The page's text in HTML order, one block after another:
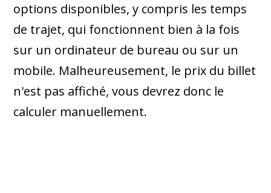
options disponibles, y compris les temps
de trajet, qui fonctionnent bien à la fois
sur un ordinateur de bureau ou sur un
mobile. Malheureusement, le prix du billet
n'est pas affiché, vous devrez donc le
calculer manuellement.